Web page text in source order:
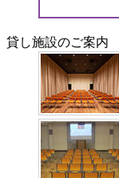
貸し施設のご案内